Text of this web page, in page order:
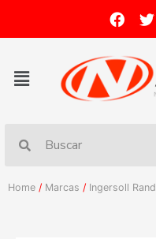
Home / Marcas / Ingersoll Rand